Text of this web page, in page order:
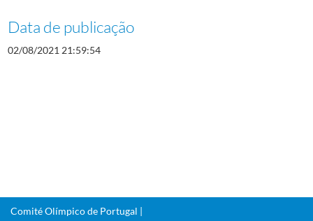
Data de publicação
02/08/2021 21:59:54
Comité Olímpico de Portugal |